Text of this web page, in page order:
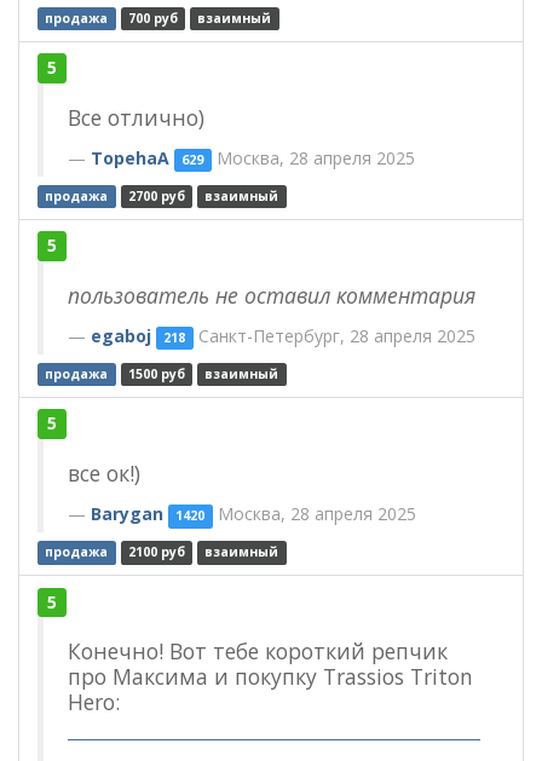
продажа 700 руб взаимный
5
Все отлично)
TopehaA 629 Москва, 28 апреля 2025
продажа 2700 руб взаимный
5
пользователь не оставил комментария
egaboj 218 Санкт-Петербург, 28 апреля 2025
продажа 1500 руб взаимный
5
все ок!)
Barygan 1420 Москва, 28 апреля 2025
продажа 2100 руб взаимный
5
Конечно! Вот тебе короткий репчик
про Максима и покупку Trassios Triton
Hero: